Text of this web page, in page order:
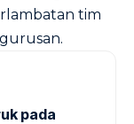
tim
pada